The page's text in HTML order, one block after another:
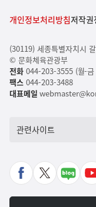
개인정보처리방침저작권
(30119) 세종특별자치시
© 문화체육관광부
전화044-203-3555 (월-
팩스 044-203-3488
대표메일
관련사이트
페
X
네